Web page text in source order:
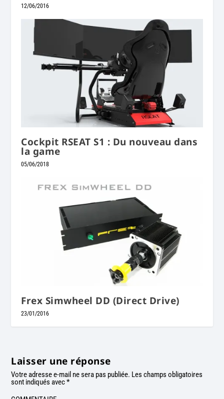
12/06/2016
Cockpit RSEAT S1 : Du nouveau dans
la game
05/06/2018
Frex Simwheel DD (Direct Drive)
23/01/2016
Laisser une réponse
Votre adresse e-mail ne sera pas publiée. Les champs obligatoires
sont indiqués avec*